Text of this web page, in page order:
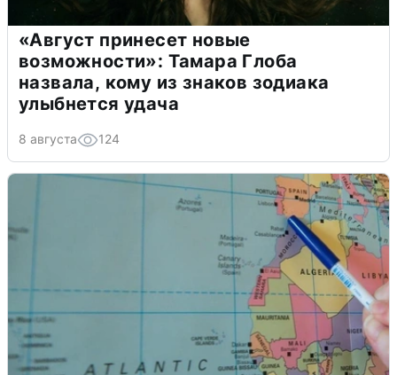
«Август принесет новые
возможности»: Тамара Глоба
назвала, кому из знаков зодиака
улыбнется удача
8 августа 124